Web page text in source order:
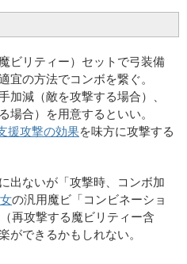
ビリティー）セットで弓装備
宜の方法でコンボを繋ぐ。
加減（敵を攻撃する場合）、
場合）を用意するといい。
援攻撃の効果を味方に攻撃する
出ないが「攻撃時、コンボ加
の汎用魔ビ「コンビネーショ
再攻撃する魔ビリティー含
ができるかもしれない。